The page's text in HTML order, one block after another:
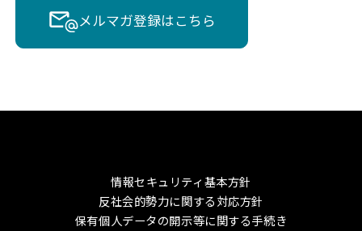
メルマガ登録はこちら
情報セキュリティ基本方針
反社会的勢力に関する対応方針
保有個人データの開示等に関する手続き